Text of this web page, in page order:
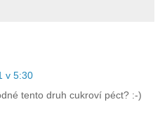
v 5:30
tento druh cukroví péct? :-)